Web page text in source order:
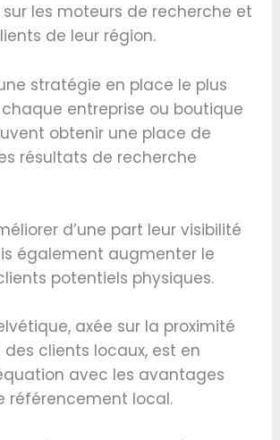
sur les moteurs de recherche et
de leur région.
stratégie en place le plus
entreprise ou boutique
obtenir une place de
résultats de recherche
d’une part leur visibilité
également augmenter le
potentiels physiques.
axée sur la proximité
clients locaux, est en
avec les avantages
référencement local.